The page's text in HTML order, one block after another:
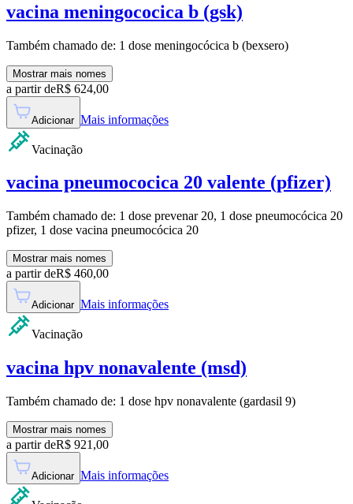
vacina meningococica b (gsk)
Também chamado de: 1 dose meningocócica b (bexsero)
Mostrar mais nomes
a partir deR$ 624,00
Adicionar Mais informações
Vacinação
vacina pneumococica 20 valente (pfizer)
Também chamado de: 1 dose prevenar 20, 1 dose pneumocócica 20
pfizer, 1 dose vacina pneumocócica 20
Mostrar mais nomes
a partir deR$ 460,00
Adicionar Mais informações
Vacinação
vacina hpv nonavalente (msd)
Também chamado de: 1 dose hpv nonavalente (gardasil 9)
Mostrar mais nomes
a partir deR$ 921,00
Adicionar Mais informações